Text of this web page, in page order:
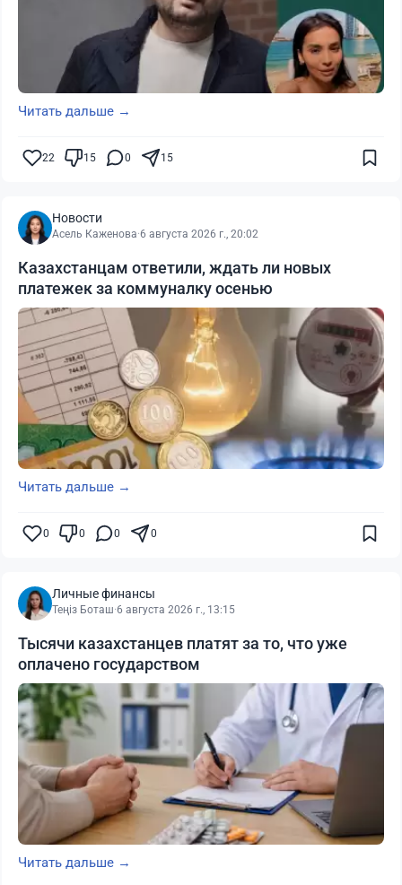
Читать дальше →
22 15 0 15
Новости
Асель Каженова·6 августа 2026 г., 20:02
Казахстанцам ответили, ждать ли новых
платежек за коммуналку осенью
Читать дальше →
0 0 0 0
Личные финансы
Теңіз Боташ·6 августа 2026 г., 13:15
Тысячи казахстанцев платят за то, что уже
оплачено государством
Читать дальше →